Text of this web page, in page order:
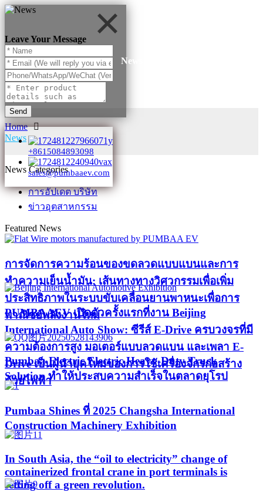
Leave Your Message
Send
+8615084893098
sales@pumbaaev.com
News
Home
News
News Categories
การอัปเดต บริษัท
ข่าวอุตสาหกรรม
Featured News
การจัดการความร้อนของขดลวดแบบแบนและการ
ทำความเย็นน้ำมัน: เส้นทางทางวิศวกรรมเพื่อเพิ่ม
ประสิทธิภาพในระบบขับเคลื่อนยานพาหนะเพื่อการ
พาณิชย์พลังงานใหม่
PUMBAAEV เปิดตัวครั้งแรกที่งาน Beijing
International Auto Show: ซีรีส์ E-Drive ครบวงจรที่มี
ความต้องการสูง มอเตอร์แบบลวดแบน และเพลา E-
Drive เป็นผู้นำยุคใหม่ของการใช้เครื่องจักรก่อสร้าง
ด้วยไฟฟ้า
Pumbaa Electric Electric Heavy-Duty Truck
Solution ทำให้ประสบความสำเร็จในตลาดยุโรป
Pumbaa Shines ที่ 2025 Changsha International
Construction Machinery Exhibition
In South Asia, the “oil to electricity” change of
containerized frontal crane in port terminals is
setting off a green revolution.